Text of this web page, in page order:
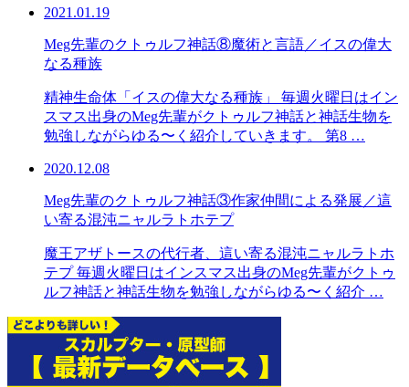
2021.01.19
Meg先輩のクトゥルフ神話⑧魔術と言語／イスの偉大
なる種族
精神生命体「イスの偉大なる種族」 毎週火曜日はイン
スマス出身のMeg先輩がクトゥルフ神話と神話生物を
勉強しながらゆる〜く紹介していきます。 第8 …
2020.12.08
Meg先輩のクトゥルフ神話③作家仲間による発展／這
い寄る混沌ニャルラトホテプ
魔王アザトースの代行者、這い寄る混沌ニャルラトホ
テプ 毎週火曜日はインスマス出身のMeg先輩がクトゥ
ルフ神話と神話生物を勉強しながらゆる〜く紹介 …